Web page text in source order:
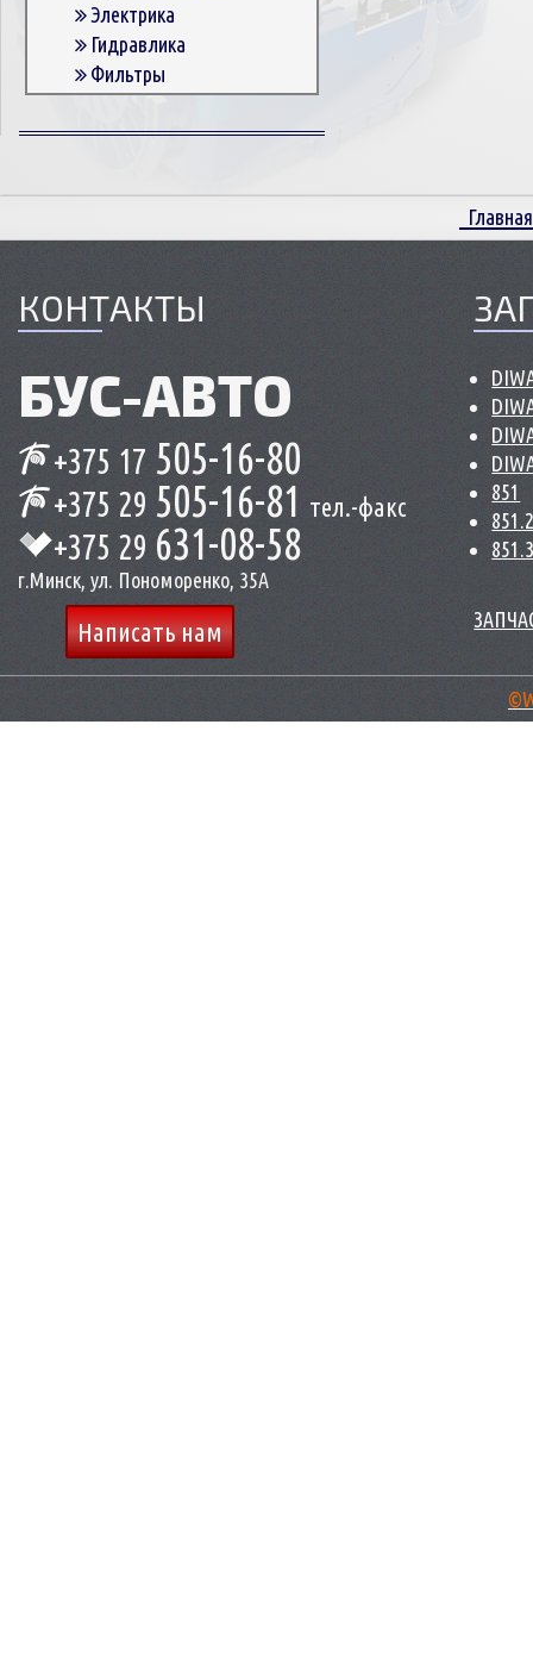
Электрика
Гидравлика
Фильтры
Корпусные детали
Пружины и болты
Втулки
Главная
КОНТАКТЫ
БУС-АВТО
+375 17 505-16-80
+375 29 505-16-81 тел.-факс
+375 29 631-08-58
г.Минск, ул. Пономоренко, 35А
Написать нам
851